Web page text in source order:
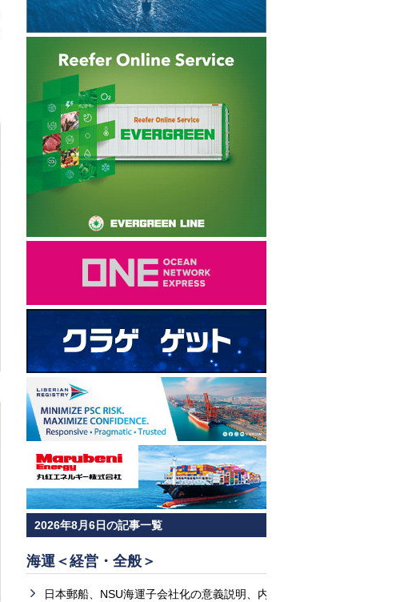
2026年8月6日の記事一覧
海運＜経営・全般＞
日本郵船、NSU海運子会社化の意義説明、内